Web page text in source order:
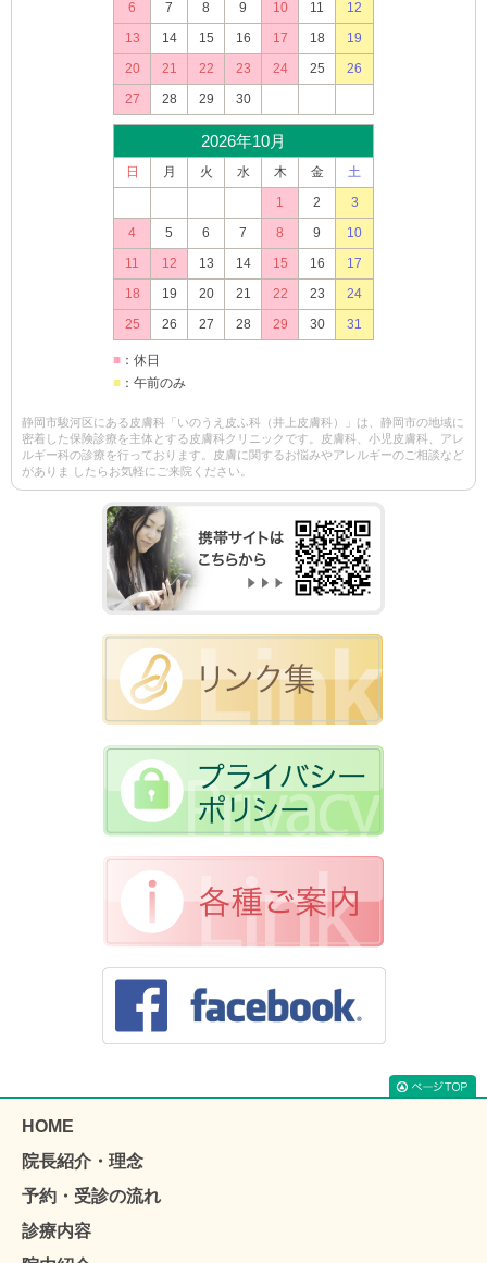
6
7 8 9 10 11
12
13
14 15 16 17 18
19
20
21 22 23 24 25
26
27
28 29 30
2026年10月
日 月 火 水 木 金
土
1
2
3
4
5 6 7 8 9
10
11
12 13 14 15 16
17
18
19 20 21 22 23
24
25
26 27 28 29 30 31
■ ：休日
■ ：午前のみ
静岡市駿河区にある皮膚科「いのうえ皮ふ科（井上皮膚科）」は、静岡市の地域に
密着した保険診療を主体とする皮膚科クリニックです。皮膚科、小児皮膚科、アレ
ルギー科の診療を行っております。皮膚に関するお悩みやアレルギーのご相談など
がありま したらお気軽にご来院ください。
HOME
院長紹介・理念
予約・受診の流れ
診療内容